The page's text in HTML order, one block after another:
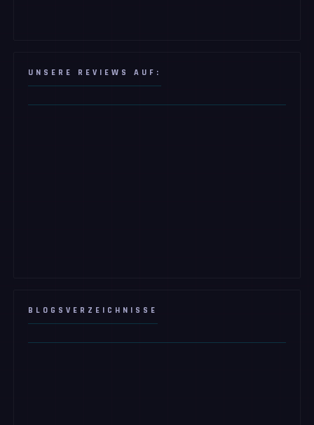
UNSERE REVIEWS AUF:
BLOGSVERZEICHNISSE